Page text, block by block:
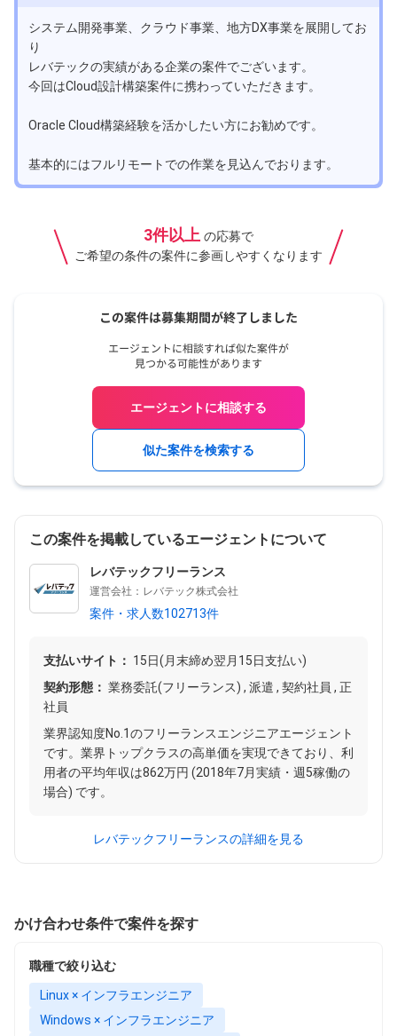
システム開発事業、クラウド事業、地方DX事業を展開してお
り
レバテックの実績がある企業の案件でございます。
今回はCloud設計構築案件に携わっていただきます。
Oracle Cloud構築経験を活かしたい方にお勧めです。
基本的にはフルリモートでの作業を見込んでおります。
3件以上 の応募で
ご希望の条件の案件に参画しやすくなります
エージェントに相談する
似た案件を検索する
この案件を掲載しているエージェントについて
レバテックフリーランス
運営会社：レバテック株式会社
案件・求人数102713件
支払いサイト： 15日(月末締め翌月15日支払い)
契約形態： 業務委託(フリーランス) , 派遣 , 契約社員 , 正
社員
業界認知度No.1のフリーランスエンジニアエージェント
です。業界トップクラスの高単価を実現できており、利
用者の平均年収は862万円 (2018年7月実績・週5稼働の
場合) です。
レバテックフリーランスの詳細を見る
かけ合わせ条件で案件を探す
職種で絞り込む
Linux × インフラエンジニア
Windows × インフラエンジニア